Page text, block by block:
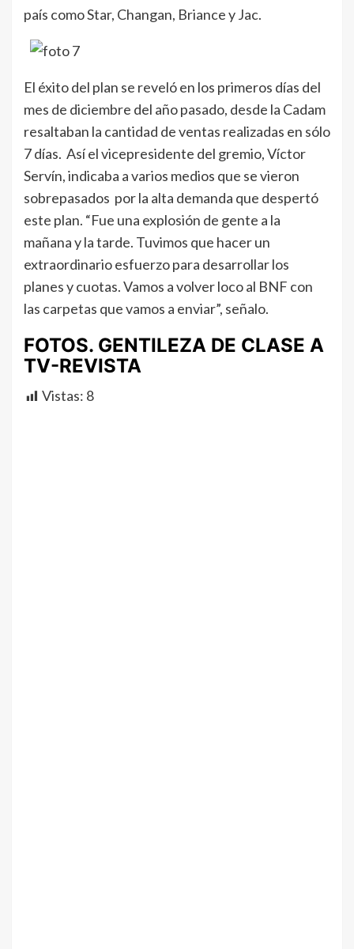
país como Star, Changan, Briance y Jac.
El éxito del plan se reveló en los primeros días del
mes de diciembre del año pasado, desde la Cadam
resaltaban la cantidad de ventas realizadas en sólo
7 días. Así el vicepresidente del gremio, Víctor
Servín, indicaba a varios medios que se vieron
sobrepasados por la alta demanda que despertó
este plan. “Fue una explosión de gente a la
mañana y la tarde. Tuvimos que hacer un
extraordinario esfuerzo para desarrollar los
planes y cuotas. Vamos a volver loco al BNF con
las carpetas que vamos a enviar”, señalo.
FOTOS. GENTILEZA DE CLASE A
TV-REVISTA
Vistas: 8